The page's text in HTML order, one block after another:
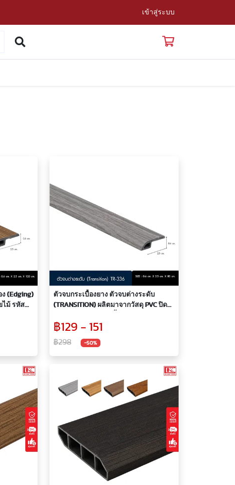
เข้าสู่ระบบ
(Edging)
ไม้ รหัส
ตัวจบกระเบื้องยาง ตัวจบต่างระดับ
(TRANSITION) ผลิตมาจากวัสดุ PVC ปิด
฿129 - 151
฿298 -50%